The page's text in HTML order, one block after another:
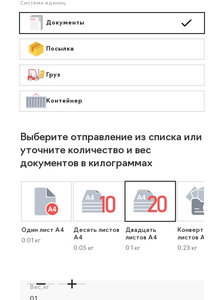
Система единиц
Документы
Посылка
Груз
Контейнер
Выберите отправление из списка или
уточните количество и вес
документов в килограммах
Один лист А4
0.01 кг
Десять листов
А4
0.05 кг
Двадцать
листов А4
0.1 кг
Конверт до 40
листов А4
0.23 кг
Вес, кг